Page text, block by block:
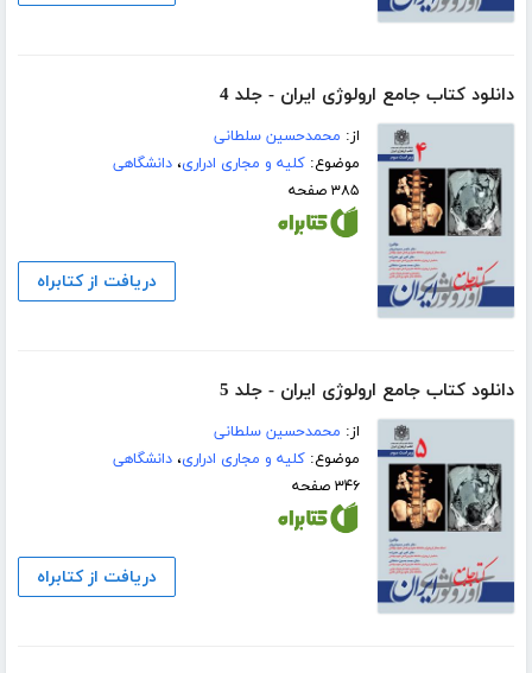
دانلود کتاب جامع ارولوژی ایران - جلد 4
از: محمدحسین سلطانی
موضوع:کلیه و مجاری ادراری،دانشگاهی
۳۸۵ صفحه
دریافت از کتابراه
دانلود کتاب جامع ارولوژی ایران - جلد 5
از: محمدحسین سلطانی
موضوع:کلیه و مجاری ادراری،دانشگاهی
۳۴۶ صفحه
دریافت از کتابراه